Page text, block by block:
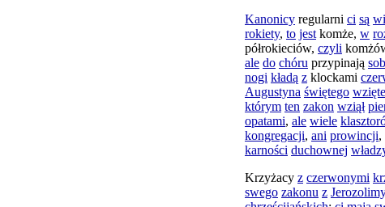
Kanonicy regularni ci są
rokiety, to jest komże, w
półrokieciów, czyli
ale do chóru przypinają
nogi kładą z klockami
Augustyna świętego wzięte
którym ten zakon wziął
opatami, ale wiele
kongregacji, ani prowincji,
karności duchownej
Krzyżacy z czerwonymi
swego zakonu z Jerozolimy